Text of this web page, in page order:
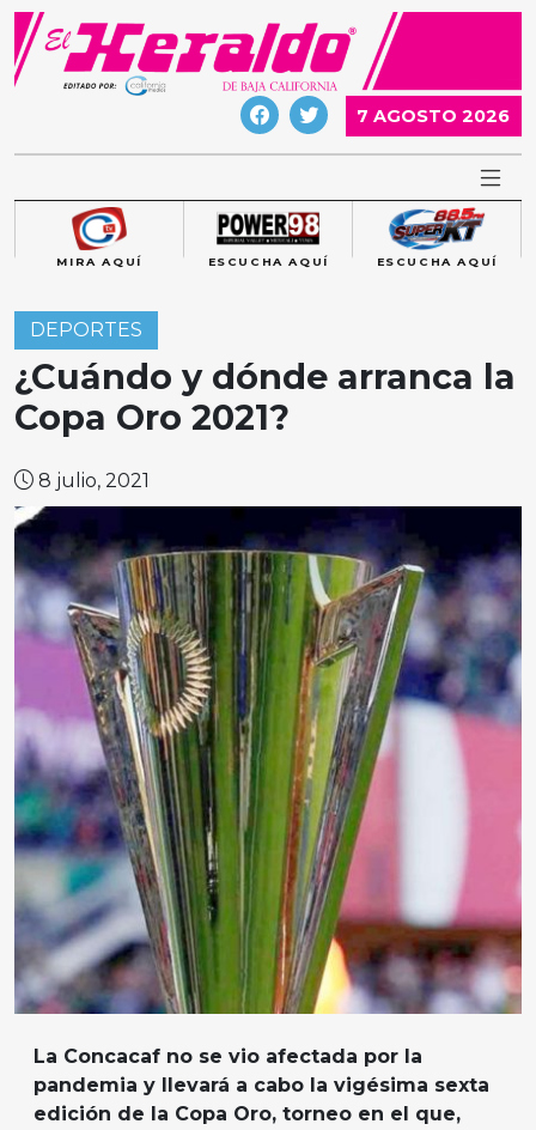
Skip
content
7 AGOSTO 2026
MIRA AQUÍ ESCUCHA AQUÍ ESCUCHA AQUÍ
DEPORTES
¿Cuándo y dónde arranca la
Copa Oro 2021?
8 julio, 2021
La Concacaf no se vio afectada por la
pandemia y llevará a cabo la vigésima sexta
edición de la Copa Oro, torneo en el que,